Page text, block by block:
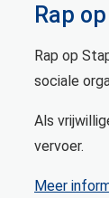
Rap
Rap op
sociale
Als
vervoer.
Meer